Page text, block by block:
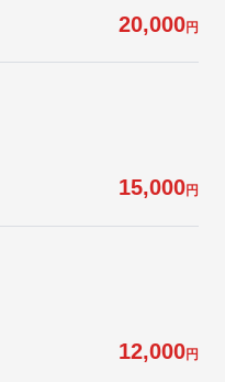
20,000円
15,000円
12,000円